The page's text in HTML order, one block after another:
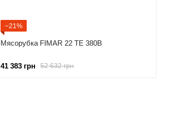
−21%
Мясорубка FIMAR 22 TE 380В
52 632 грн
41 383 грн